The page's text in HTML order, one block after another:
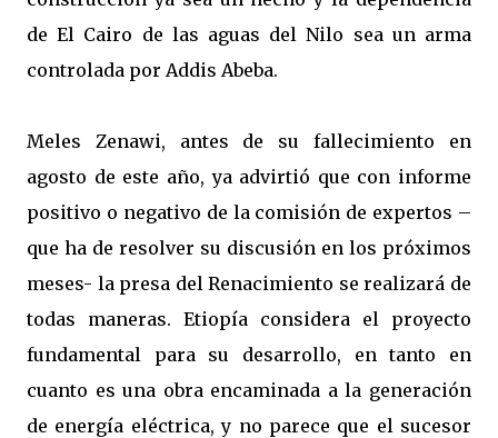
de El Cairo de las aguas del Nilo sea un arma
controlada por Addis Abeba.
Meles Zenawi, antes de su fallecimiento en
agosto de este año, ya advirtió que con informe
positivo o negativo de la comisión de expertos –
que ha de resolver su discusión en los próximos
meses- la presa del Renacimiento se realizará de
todas maneras. Etiopía considera el proyecto
fundamental para su desarrollo, en tanto en
cuanto es una obra encaminada a la generación
de energía eléctrica, y no parece que el sucesor